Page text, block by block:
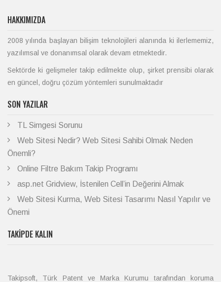
HAKKIMIZDA
2008 yılında başlayan bilişim teknolojileri alanında ki ilerlememiz,
yazılımsal ve donanımsal olarak devam etmektedir.
Sektörde ki gelişmeler takip edilmekte olup, şirket prensibi olarak
en güncel, doğru çözüm yöntemleri sunulmaktadır
SON YAZILAR
TL Simgesi Sorunu
Web Sitesi Nedir? Web Sitesi Sahibi Olmak Neden
Önemli?
Online Filtre Bakım Takip Programı
asp.net Gridview, İstenilen Cell’in Değerini Almak
Web Sitesi Kurma, Web Sitesi Tasarımı Nasıl Yapılır ve
Önemi
TAKIPDE KALIN
Takipsoft, Türk Patent ve Marka Kurumu tarafından koruma